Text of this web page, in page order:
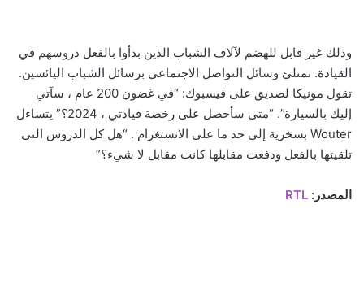
وذلك غير قابل للهضم لآلاف الشباب الذين بدأوا بالفعل دروسهم في
القيادة. تمتلئ وسائل التواصل الاجتماعي برسائل الشباب اليائسين.
تقول مونيكا لصديق على فيسبوك: “في غضون 200 عام ، سآتي
إليك بالسيارة”. “متى سأحصل على رخصة قيادتي ، 2024؟” يتساءل
Wouter بسخرية إلى حد ما على الانستغرام . “هل كل الدروس التي
تلقيتها بالفعل ودفعت مقابلها كانت مقابل لا شيء؟”
المصدر: RTL